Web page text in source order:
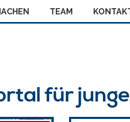
TEAM
für